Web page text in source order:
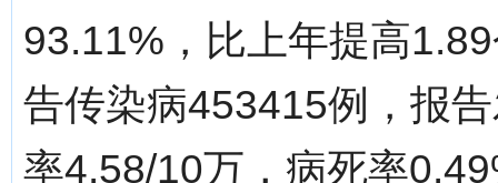
93.11%，比上年提高
告传染病453415例，报
率4.58/10万，病死率